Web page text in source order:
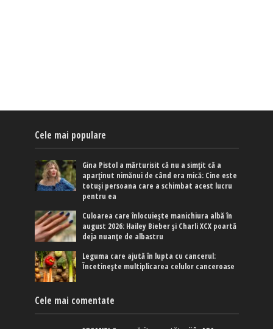
Cele mai populare
Gina Pistol a mărturisit că nu a simțit că a
aparținut nimănui de când era mică: Cine este
totuși persoana care a schimbat acest lucru
pentru ea
Culoarea care înlocuiește manichiura albă în
august 2026: Hailey Bieber și Charli XCX poartă
deja nuanțe de albastru
Leguma care ajută în lupta cu cancerul:
Încetinește multiplicarea celulor canceroase
Cele mai comentate